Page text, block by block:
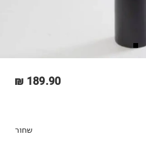
189.90 ₪
שחור